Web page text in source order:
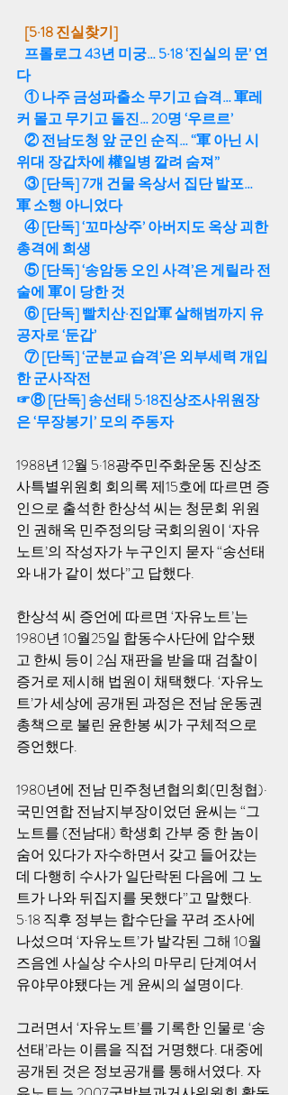
[5·18 진실찾기]
프롤로그 43년 미궁… 5·18 ‘진실의 문’ 연
다
① 나주 금성파출소 무기고 습격… 軍레
커 몰고 무기고 돌진… 20명 ‘우르르’
② 전남도청 앞 군인 순직… “軍 아닌 시
위대 장갑차에 權일병 깔려 숨져”
③ [단독] 7개 건물 옥상서 집단 발포…
軍 소행 아니었다
④ [단독] ‘꼬마상주’ 아버지도 옥상 괴한
총격에 희생
⑤ [단독] ‘송암동 오인 사격’은 게릴라 전
술에 軍이 당한 것
⑥ [단독] 빨치산·진압軍 살해범까지 유
공자로 ‘둔갑’
⑦ [단독] ‘군분교 습격’은 외부세력 개입
한 군사작전
☞⑧ [단독] 송선태 5·18진상조사위원장
은 ‘무장봉기’ 모의 주동자
1988년 12월 5·18광주민주화운동 진상조
사특별위원회 회의록 제15호에 따르면 증
인으로 출석한 한상석 씨는 청문회 위원
인 권해옥 민주정의당 국회의원이 ‘자유
노트’의 작성자가 누구인지 묻자 “송선태
와 내가 같이 썼다”고 답했다.
한상석 씨 증언에 따르면 ‘자유노트’는
1980년 10월25일 합동수사단에 압수됐
고 한씨 등이 2심 재판을 받을 때 검찰이
증거로 제시해 법원이 채택했다. ‘자유노
트’가 세상에 공개된 과정은 전남 운동권
총책으로 불린 윤한봉 씨가 구체적으로
증언했다.
1980년에 전남 민주청년협의회(민청협)·
국민연합 전남지부장이었던 윤씨는 “그
노트를 (전남대) 학생회 간부 중 한 놈이
숨어 있다가 자수하면서 갖고 들어갔는
데 다행히 수사가 일단락된 다음에 그 노
트가 나와 뒤집지를 못했다”고 말했다.
5·18 직후 정부는 합수단을 꾸려 조사에
나섰으며 ‘자유노트’가 발각된 그해 10월
즈음엔 사실상 수사의 마무리 단계여서
유야무야됐다는 게 윤씨의 설명이다.
그러면서 ‘자유노트’를 기록한 인물로 ‘송
선태’라는 이름을 직접 거명했다. 대중에
공개된 것은 정보공개를 통해서였다. 자